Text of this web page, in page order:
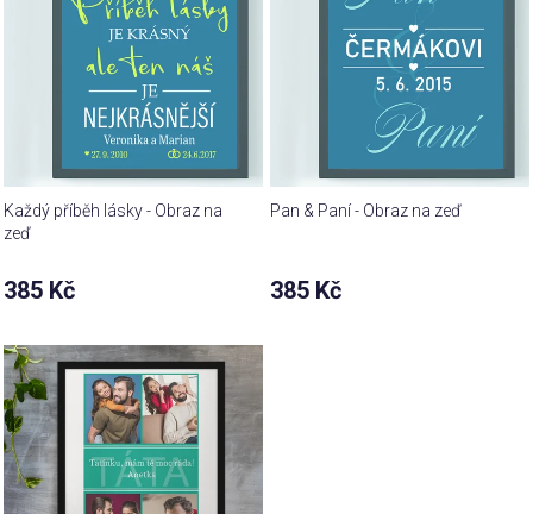
Každý příběh lásky - Obraz na
zeď
385 Kč
Pan & Paní - Obraz na zeď
385 Kč